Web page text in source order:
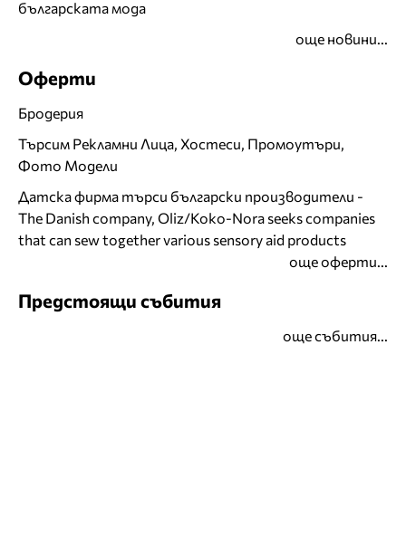
българската мода
още новини...
Оферти
Бродерия
Търсим Рекламни Лица, Хостеси, Промоутъри,
Фото Модели
Датска фирма търси български производители -
The Danish company, Oliz/Koko-Nora seeks companies
that can sew together various sensory aid products
още оферти...
Предстоящи събития
още събития...